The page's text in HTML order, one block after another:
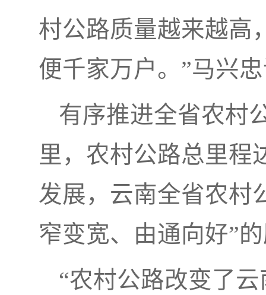
村公路质量越来越高
便千家万户。”马兴
有序推进全省农村
里，农村公路总里
发展，云南全省农村
窄变宽、由通向好”
“农村公路改变了